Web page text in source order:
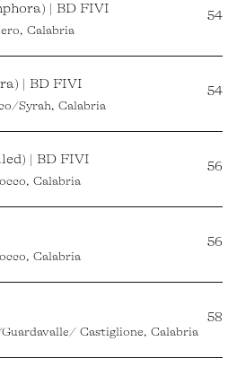
| BD FIVI
Calabria
54
| BD FIVI
Syrah, Calabria
54
| BD FIVI
Calabria
56
Calabria
56
Castiglione, Calabria
58